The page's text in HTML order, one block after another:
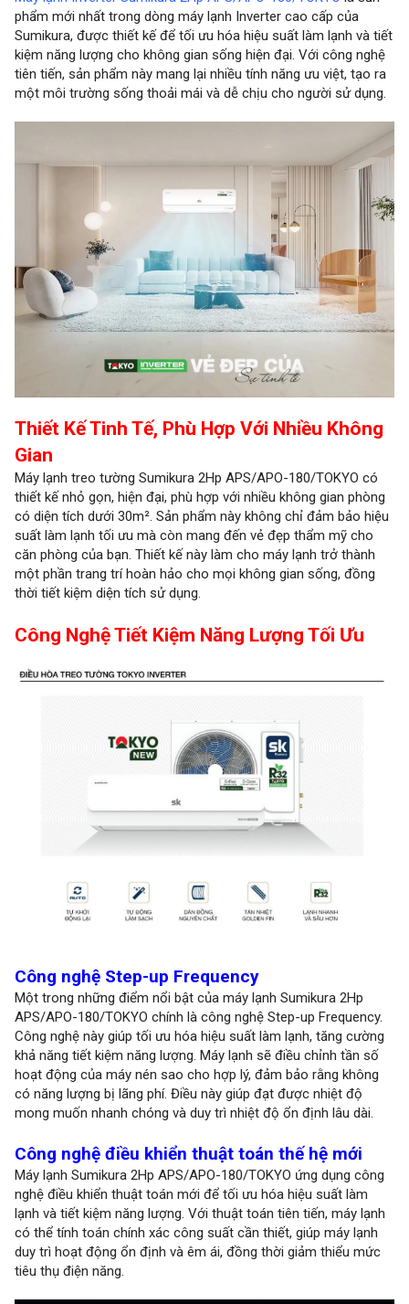
phẩm mới nhất trong dòng máy lạnh Inverter cao cấp của
Sumikura, được thiết kế để tối ưu hóa hiệu suất làm lạnh và tiết
kiệm năng lượng cho không gian sống hiện đại. Với công nghệ
tiên tiến, sản phẩm này mang lại nhiều tính năng ưu việt, tạo ra
một môi trường sống thoải mái và dễ chịu cho người sử dụng.
Thiết Kế Tinh Tế, Phù Hợp Với Nhiều Không
Gian
Máy lạnh treo tường Sumikura 2Hp APS/APO-180/TOKYO có
thiết kế nhỏ gọn, hiện đại, phù hợp với nhiều không gian phòng
có diện tích dưới 30m². Sản phẩm này không chỉ đảm bảo hiệu
suất làm lạnh tối ưu mà còn mang đến vẻ đẹp thẩm mỹ cho
căn phòng của bạn. Thiết kế này làm cho máy lạnh trở thành
một phần trang trí hoàn hảo cho mọi không gian sống, đồng
thời tiết kiệm diện tích sử dụng.
Công Nghệ Tiết Kiệm Năng Lượng Tối Ưu
Công nghệ Step-up Frequency
Một trong những điểm nổi bật của máy lạnh Sumikura 2Hp
APS/APO-180/TOKYO chính là công nghệ Step-up Frequency.
Công nghệ này giúp tối ưu hóa hiệu suất làm lạnh, tăng cường
khả năng tiết kiệm năng lượng. Máy lạnh sẽ điều chỉnh tần số
hoạt động của máy nén sao cho hợp lý, đảm bảo rằng không
có năng lượng bị lãng phí. Điều này giúp đạt được nhiệt độ
mong muốn nhanh chóng và duy trì nhiệt độ ổn định lâu dài.
Công nghệ điều khiển thuật toán thế hệ mới
Máy lạnh Sumikura 2Hp APS/APO-180/TOKYO ứng dụng công
nghệ điều khiển thuật toán mới để tối ưu hóa hiệu suất làm
lạnh và tiết kiệm năng lượng. Với thuật toán tiên tiến, máy lạnh
có thể tính toán chính xác công suất cần thiết, giúp máy lạnh
duy trì hoạt động ổn định và êm ái, đồng thời giảm thiểu mức
tiêu thụ điện năng.